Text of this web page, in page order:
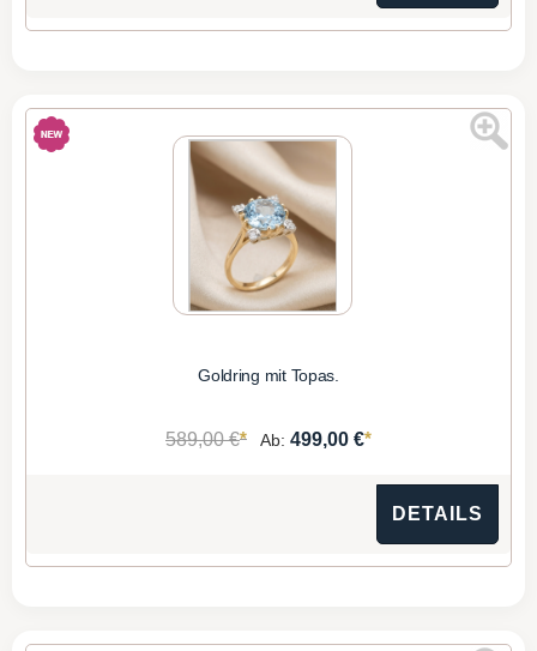
Goldring mit Topas.
589,00 €* Ab: 499,00 €*
DETAILS